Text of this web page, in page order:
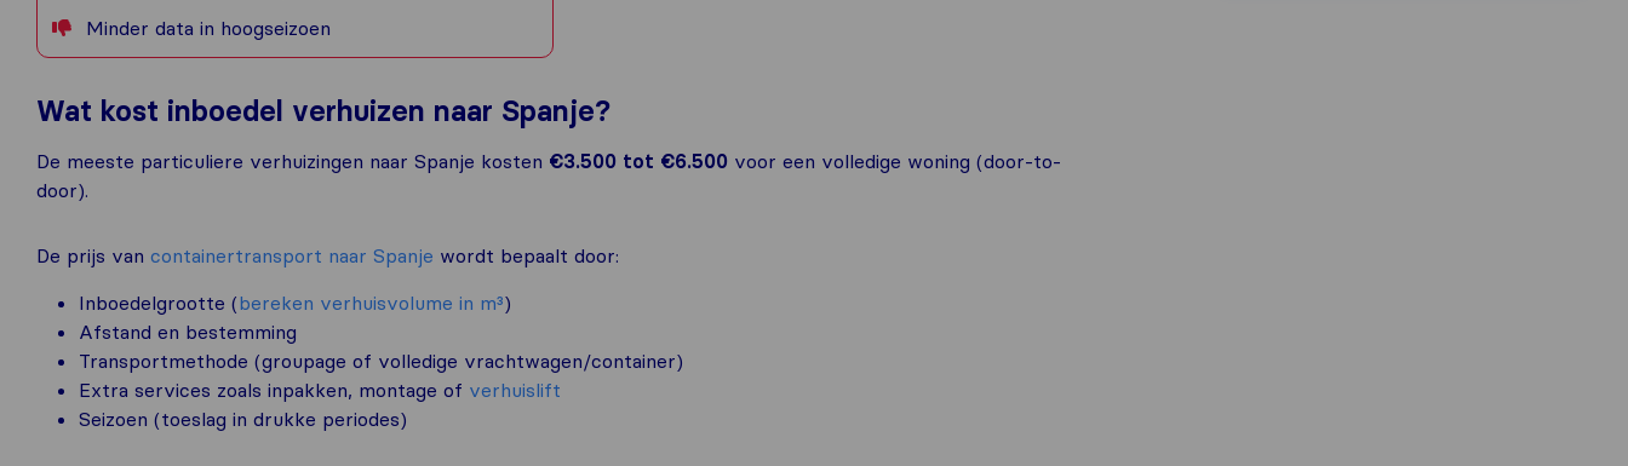
Minder data in hoogseizoen
Wat kost inboedel verhuizen naar Spanje?
De meeste particuliere verhuizingen naar Spanje kosten €3.500 tot €6.500 voor een volledige woning (door-to-
door).
De prijs van containertransport naar Spanje wordt bepaalt door:
Inboedelgrootte (bereken verhuisvolume in m³)
Afstand en bestemming
Transportmethode (groupage of volledige vrachtwagen/container)
Extra services zoals inpakken, montage of verhuislift
Seizoen (toeslag in drukke periodes)